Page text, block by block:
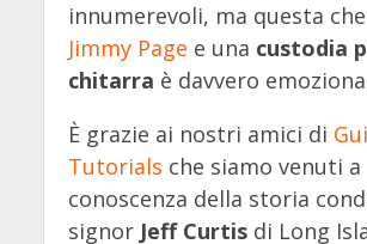
innumerevoli, ma questa
Jimmy Page e una custodia
chitarra è davvero
È grazie ai nostri amici di
Tutorials che siamo venuti a
conoscenza della storia
signor Jeff Curtis di Long